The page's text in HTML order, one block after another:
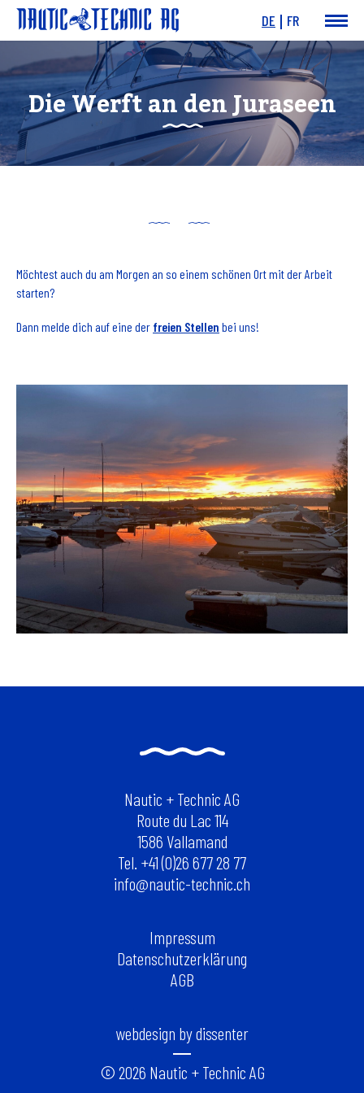
News & Events
Boote
Motoren
Angebote
Dienstleistungen
Werft
Charity
Links
DE FR
Die Werft an den Juraseen
Möchtest auch du am Morgen an so einem schönen Ort mit der Arbeit
starten?
Dann melde dich auf eine der freien Stellen bei uns!
Nautic + Technic AG
Route du Lac 114
1586 Vallamand
Tel. +41 (0)26 677 28 77
info@nautic-technic.ch
Impressum
Datenschutzerklärung
AGB
© 2026 Nautic + Technic AG
webdesign by dissenter